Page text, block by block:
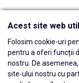
Acest site web
Folosim cookie-uri
pentru a oferi funcții
nostru. De
site-ului nostru cu